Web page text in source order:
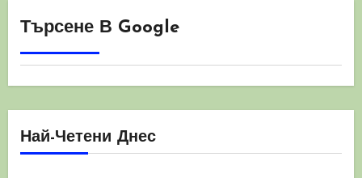
Търсене В Google
Най-Четени Днес